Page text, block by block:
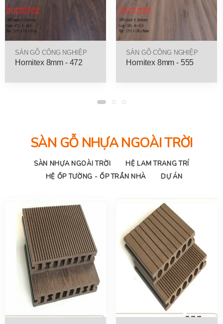
SÀN GỖ CÔNG NGHIỆP
Hornitex 8mm - 472
SÀN GỖ CÔNG NGHIỆP
Hornitex 8mm - 555
SÀN GỖ NHỰA NGOÀI TRỜI
SÀN NHỰA NGOÀI TRỜI
HỆ LAM TRANG TRÍ
HỆ ỐP TƯỜNG - ỐP TRẦN NHÀ
DỰ ÁN